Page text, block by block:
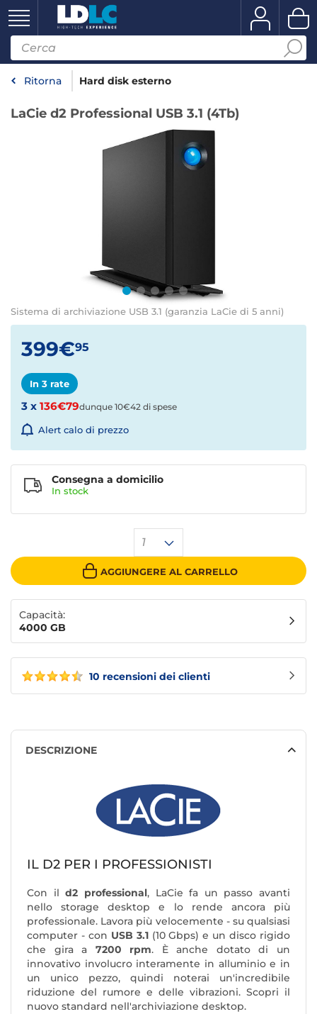
Ritorna Hard disk esterno
LaCie d2 Professional USB 3.1 (4Tb)
Sistema di archiviazione USB 3.1 (garanzia LaCie di 5 anni)
10 recensioni dei clienti
399€95
In 3 rate
3 x 136€79dunque 10€42 di spese
Alert calo di prezzo
1
AGGIUNGERE AL CARRELLO
Consegna a domicilio
In stock
Capacità:
4000 GB
DESCRIZIONE
IL D2 PER I PROFESSIONISTI
Con ild2 professional, LaCie fa un passo avanti
nello storage desktop e lo rende ancora più
professionale. Lavora più velocemente - su qualsiasi
computer - con USB 3.1(10 Gbps) e un disco rigido
che gira a 7200 rpm. È anche dotato di un
innovativo involucro interamente in alluminio e in
un unico pezzo, quindi noterai un'incredibile
riduzione del rumore e delle vibrazioni. Scopri il
nuovo standard nell'archiviazione desktop.